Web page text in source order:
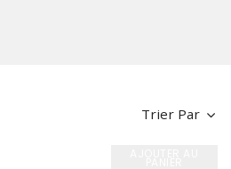
Trier Par